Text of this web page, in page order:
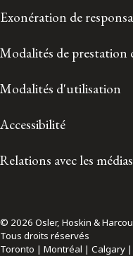
Exonération de
Modalités de prestation
Modalités d'utilisation
Accessibilité
Relations avec les médias
© 2026 Osler, Hoskin &
Tous droits réservés
Toronto | Montréal | Calgary